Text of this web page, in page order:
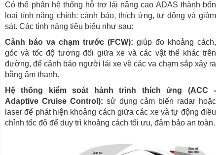
Có thể phân hệ thống hỗ trợ lái nâng cao ADAS thành bốn
loại tính năng chính: cảnh báo, thích ứng, tự động và giám
sát. Các tính năng tiêu biểu như sau:
Cảnh báo va chạm trước (FCW): giúp đo khoảng cách,
góc và tốc độ tương đối giữa xe và các vật thể khác trên
đường, để cảnh báo người lái xe về các va chạm sắp xảy ra
bằng âm thanh.
Hệ thống kiểm soát hành trình thích ứng (ACC -
Adaptive Cruise Control): sử dụng cảm biến radar hoặc
laser để phát hiện khoảng cách giữa các xe và tự động điều
chỉnh tốc độ để duy trì khoảng cách tối ưu, đảm bảo an toàn.